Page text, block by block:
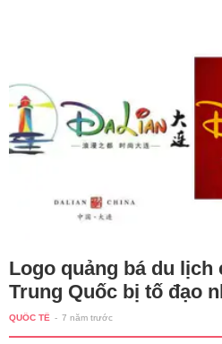
Logo quảng bá du lịch
Trung Quốc bị tố đạo
QUỐC TẾ - 7 năm trước